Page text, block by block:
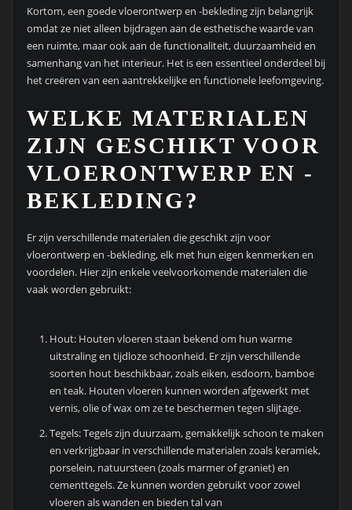
Kortom, een goede vloerontwerp en -bekleding zijn belangrijk
omdat ze niet alleen bijdragen aan de esthetische waarde van
een ruimte, maar ook aan de functionaliteit, duurzaamheid en
samenhang van het interieur. Het is een essentieel onderdeel bij
het creëren van een aantrekkelijke en functionele leefomgeving.
WELKE MATERIALEN
ZIJN GESCHIKT VOOR
VLOERONTWERP EN -
BEKLEDING?
Er zijn verschillende materialen die geschikt zijn voor
vloerontwerp en -bekleding, elk met hun eigen kenmerken en
voordelen. Hier zijn enkele veelvoorkomende materialen die
vaak worden gebruikt:
Hout: Houten vloeren staan bekend om hun warme
uitstraling en tijdloze schoonheid. Er zijn verschillende
soorten hout beschikbaar, zoals eiken, esdoorn, bamboe
en teak. Houten vloeren kunnen worden afgewerkt met
vernis, olie of wax om ze te beschermen tegen slijtage.
Tegels: Tegels zijn duurzaam, gemakkelijk schoon te maken
en verkrijgbaar in verschillende materialen zoals keramiek,
porselein, natuursteen (zoals marmer of graniet) en
cementtegels. Ze kunnen worden gebruikt voor zowel
vloeren als wanden en bieden tal van